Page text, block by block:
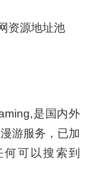
资源地址池
是国内外
游服务，已加
可以搜索到